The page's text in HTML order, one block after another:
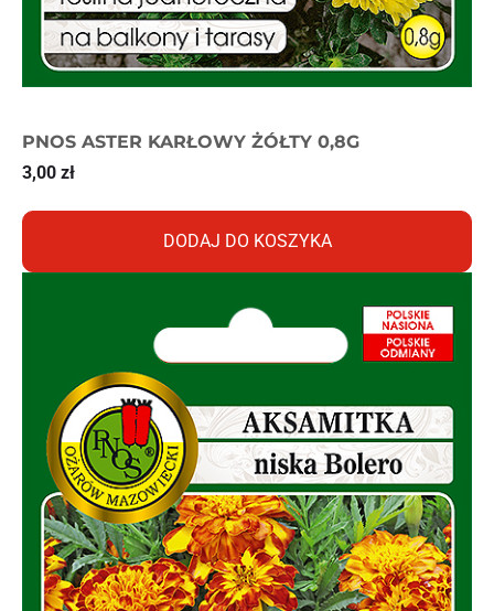
PNOS ASTER KARŁOWY ŻÓŁTY 0,8G
3,00 zł
DODAJ DO KOSZYKA